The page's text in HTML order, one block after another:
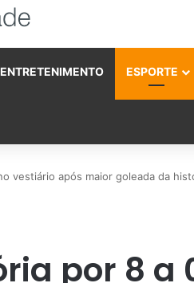
ENTRETENIMENTO ESPORTE
vestiário após maior goleada da
por 8 a